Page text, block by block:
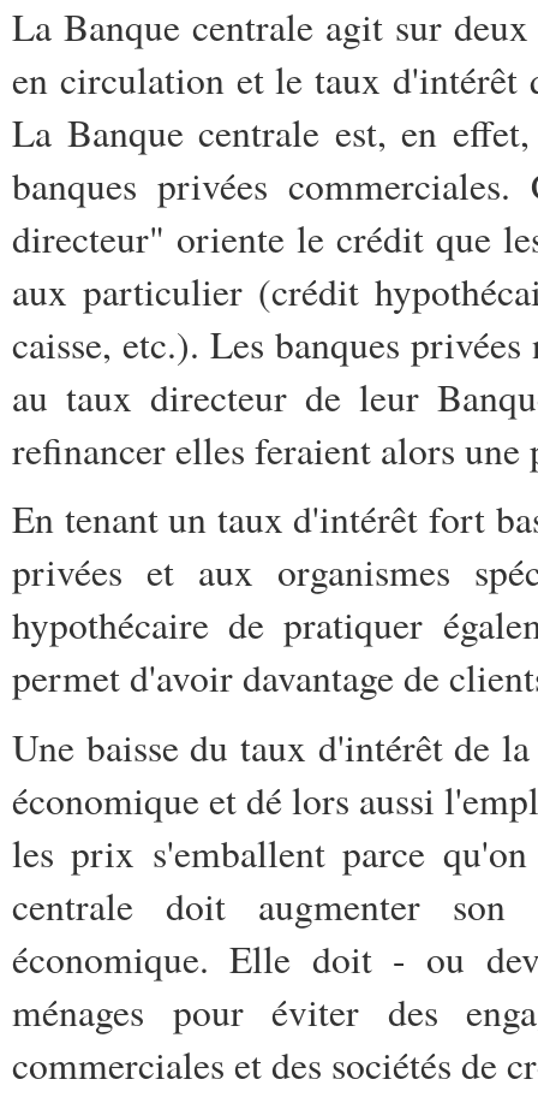
La Banque centrale agit sur
en circulation et le taux d'intérêt
La Banque centrale est, en
banques privées
directeur" oriente le crédit que
aux particulier (crédit
caisse, etc.). Les banques
au taux directeur de leur
refinancer elles feraient alors une
En tenant un taux d'intérêt fort
privées et aux organismes
hypothécaire de pratiquer
permet d'avoir davantage de
Une baisse du taux d'intérêt de
économique et dé lors aussi
les prix s'emballent parce
centrale doit augmenter
économique. Elle doit - ou
ménages pour éviter des
commerciales et des sociétés de